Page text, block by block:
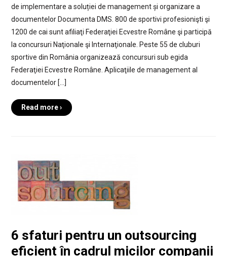
de implementare a soluției de management și organizare a
documentelor Documenta DMS. 800 de sportivi profesionişti şi
1200 de cai sunt afiliaţi Federaţiei Ecvestre Române şi participă
la concursuri Naţionale şi Internaţionale. Peste 55 de cluburi
sportive din România organizează concursuri sub egida
Federaţiei Ecvestre Române. Aplicaţiile de management al
documentelor […]
Read more ›
6 sfaturi pentru un outsourcing
eficient în cadrul micilor companii